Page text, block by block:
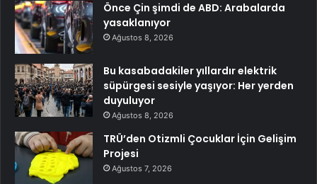
Önce Çin şimdi de ABD: Arabalarda
yasaklanıyor
Ağustos 8, 2026
Bu kasabadakiler yıllardır elektrik
süpürgesi sesiyle yaşıyor: Her yerden
duyuluyor
Ağustos 8, 2026
TRÜ’den Otizmli Çocuklar İçin Gelişim
Projesi
Ağustos 7, 2026